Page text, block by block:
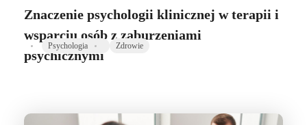
Znaczenie psychologii klinicznej w terapii i
wsparciu osób z zaburzeniami
psychicznymi
Psychologia Zdrowie